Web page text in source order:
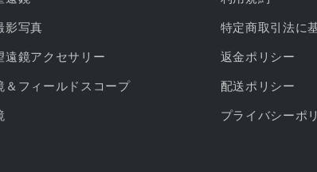
影写真
遠鏡アクセサリー
＆フィールドスコープ
特定商取引法に
返金ポリシー
配送ポリシー
プライバシーポ